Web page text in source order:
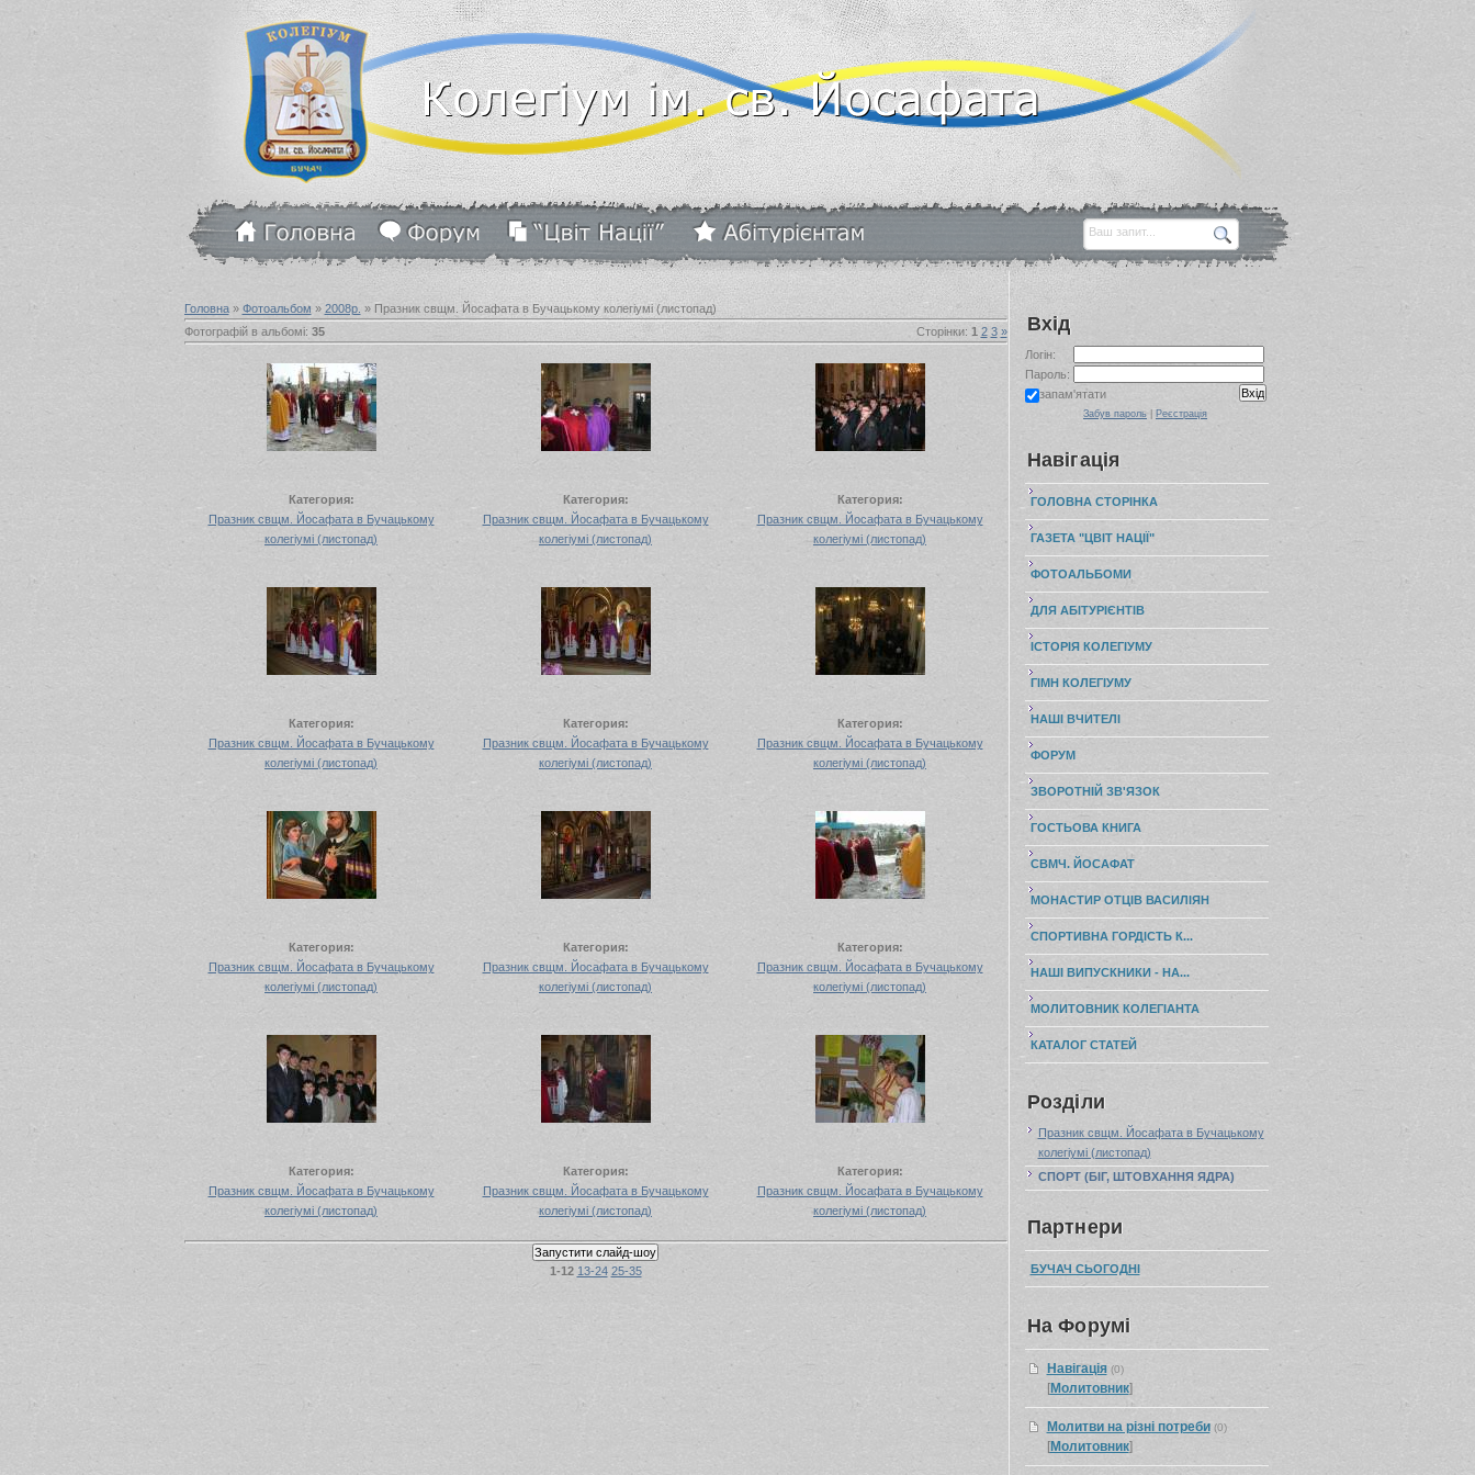
Головна» Фотоальбом » 2008р. » Празник свщм. Йосафата в Бучацькому колегіумі (листопад)
Фотографій в альбомі: 35 Сторінки: 1 2 3 »
Категория:
Празник свщм. Йосафата в Бучацькому
колегіумі (листопад)
Категория:
Празник свщм. Йосафата в Бучацькому
колегіумі (листопад)
Категория:
Празник свщм. Йосафата в Бучацькому
колегіумі (листопад)
Категория:
Празник свщм. Йосафата в Бучацькому
колегіумі (листопад)
Категория:
Празник свщм. Йосафата в Бучацькому
колегіумі (листопад)
Категория:
Празник свщм. Йосафата в Бучацькому
колегіумі (листопад)
Категория:
Празник свщм. Йосафата в Бучацькому
колегіумі (листопад)
Категория:
Празник свщм. Йосафата в Бучацькому
колегіумі (листопад)
Категория:
Празник свщм. Йосафата в Бучацькому
колегіумі (листопад)
Категория:
Празник свщм. Йосафата в Бучацькому
колегіумі (листопад)
Категория:
Празник свщм. Йосафата в Бучацькому
колегіумі (листопад)
Категория:
Празник свщм. Йосафата в Бучацькому
колегіумі (листопад)
1-12 13-24 25-35
Вхід
Логін:
Пароль:
запам'ятати
Забув пароль Реєстрація
Навігація
ГОЛОВНА СТОРІНКА
ГАЗЕТА "ЦВІТ НАЦІЇ"
ФОТОАЛЬБОМИ
ДЛЯ АБІТУРІЄНТІВ
ІСТОРІЯ КОЛЕГІУМУ
ГІМН КОЛЕГІУМУ
НАШІ ВЧИТЕЛІ
ФОРУМ
ЗВОРОТНІЙ ЗВ'ЯЗОК
ГОСТЬОВА КНИГА
СВМЧ. ЙОСАФАТ
МОНАСТИР ОТЦІВ ВАСИЛІЯН
СПОРТИВНА ГОРДІСТЬ К...
НАШІ ВИПУСКНИКИ - НА...
МОЛИТОВНИК КОЛЕГІАНТА
КАТАЛОГ СТАТЕЙ
Розділи
Празник свщм. Йосафата в Бучацькому
колегіумі (листопад)
СПОРТ (БІГ, ШТОВХАННЯ ЯДРА)
Партнери
БУЧАЧ СЬОГОДНІ
На Форумі
Навігація (0)
[Молитoвник]
Молитви на різні потреби (0)
[Молитoвник]